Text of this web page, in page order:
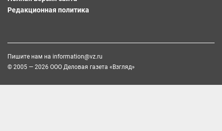
Редакционная политика
Пишите нам на information@vz.ru
© 2005 — 2026 ООО Деловая газета «Взгляд»